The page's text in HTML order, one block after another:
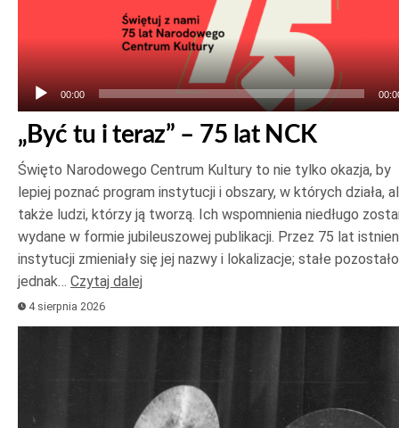
00:00
„Być tu i teraz” – 75 lat NCK
Święto Narodowego Centrum Kultury to nie tylko okazja, by
lepiej poznać program instytucji i obszary, w których działa,
także ludzi, którzy ją tworzą. Ich wspomnienia niedługo
wydane w formie jubileuszowej publikacji. Przez 75 lat
instytucji zmieniały się jej nazwy i lokalizacje; stałe pozostało
jednak… Czytaj dalej
4 sierpnia 2026